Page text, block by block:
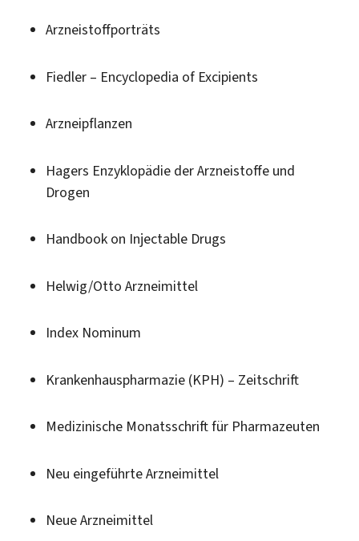
Arzneistoffporträts
Fiedler – Encyclopedia of Excipients
Arzneipflanzen
Hagers Enzyklopädie der Arzneistoffe und
Drogen
Handbook on Injectable Drugs
Helwig/Otto Arzneimittel
Index Nominum
Krankenhauspharmazie (KPH) – Zeitschrift
Medizinische Monatsschrift für Pharmazeuten
Neu eingeführte Arzneimittel
Neue Arzneimittel